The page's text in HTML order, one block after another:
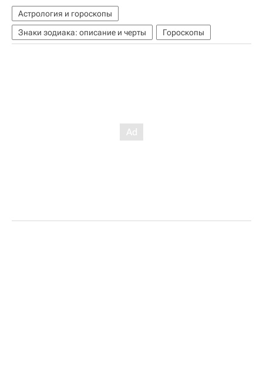
Астрология и гороскопы
Знаки зодиака: описание и черты
Гороскопы